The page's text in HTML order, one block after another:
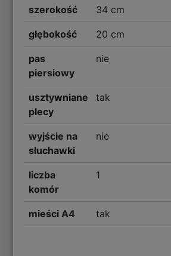
szerokość 34 cm
głębokość 20 cm
pas
piersiowy
nie
usztywniane
plecy
tak
wyjście na
słuchawki
nie
liczba
komór
1
mieści A4 tak